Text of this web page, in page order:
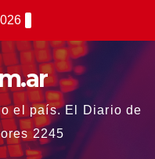
el país. El Diario de
2245